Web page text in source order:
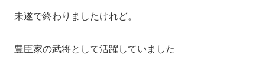
未遂で終わりましたけれど。
豊臣家の武将として活躍していました